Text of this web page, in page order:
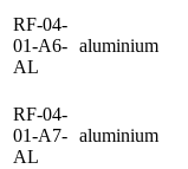
RF-04-
01-A6-
AL
aluminium
RF-04-
01-A7-
AL
aluminium